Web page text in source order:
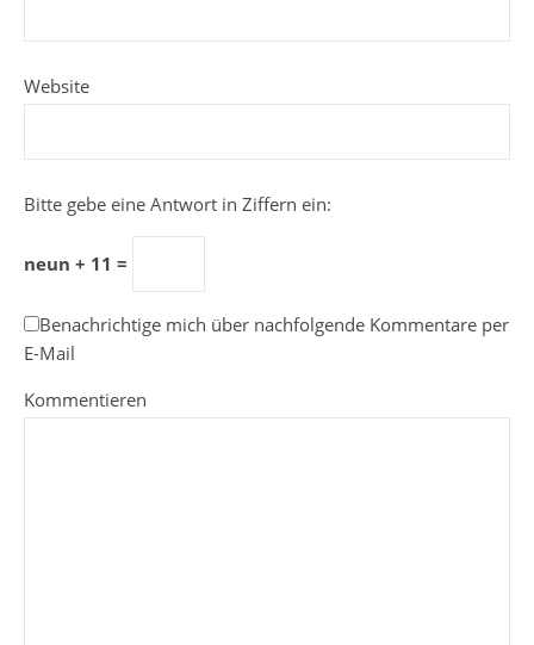
Website
Bitte gebe eine Antwort in Ziffern ein:
neun + 11 =
Benachrichtige mich über nachfolgende Kommentare per
E-Mail
Kommentieren